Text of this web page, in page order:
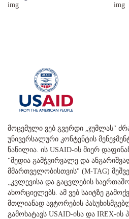
მოცემული ვებ გვერდი „ჯუმლას"
უნივერსალური კონტენტის
ნაწილია. ის USAID-ის მიერ
"მედია გამჭვირვალე და
მმართველობისთვის" (M-TAG)
„კვლევისა და გაცვლების
ახორციელებს. ამ ვებ საიტზე
მთლიანად ავტორების
გამოხატავს USAID-ისა და IREX-ის